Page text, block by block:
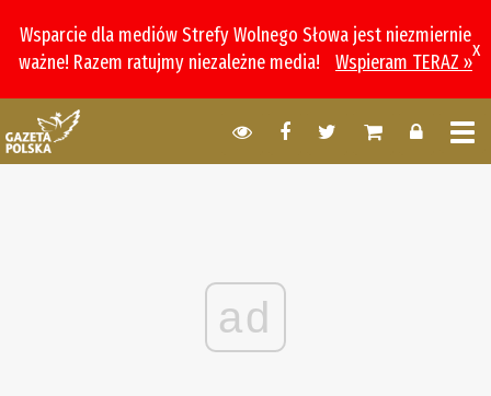
Wsparcie dla mediów Strefy Wolnego Słowa jest niezmiernie
ważne! Razem ratujmy niezależne media!
Wspieram TERAZ »
x
ad